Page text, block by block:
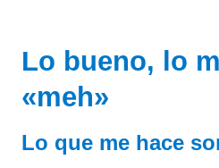
Lo bueno, lo
«meh»
Lo que me hace